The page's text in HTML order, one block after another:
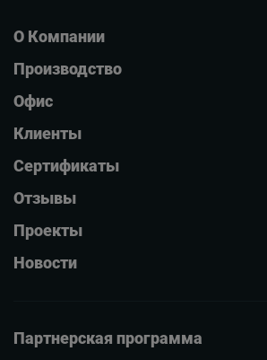
О Компании
Производство
Офис
Клиенты
Сертификаты
Отзывы
Проекты
Новости
Партнерская программа